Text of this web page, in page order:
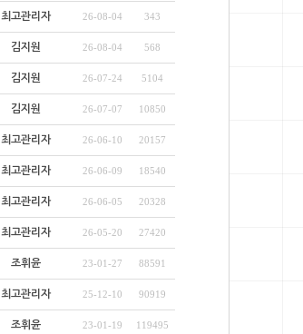
최고관리자 26-08-04 343
김지원 26-08-04 568
김지원 26-07-24 5104
김지원 26-07-07 10850
최고관리자 26-06-10 20157
최고관리자 26-06-09 18540
최고관리자 26-06-05 20328
최고관리자 26-05-20 27420
조휘윤 23-01-27 88591
최고관리자 25-12-10 90919
조휘윤 23-01-19 119495